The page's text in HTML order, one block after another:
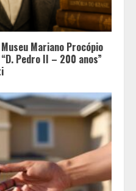
Mariano Procópio
Pedro II – 200 anos”